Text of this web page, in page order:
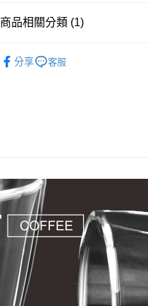
商品相關分類 (1)
分享
客服